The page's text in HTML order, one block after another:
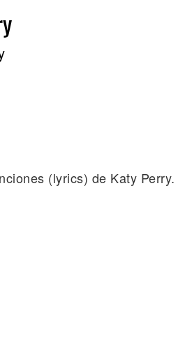
(lyrics) de Katy Perry.